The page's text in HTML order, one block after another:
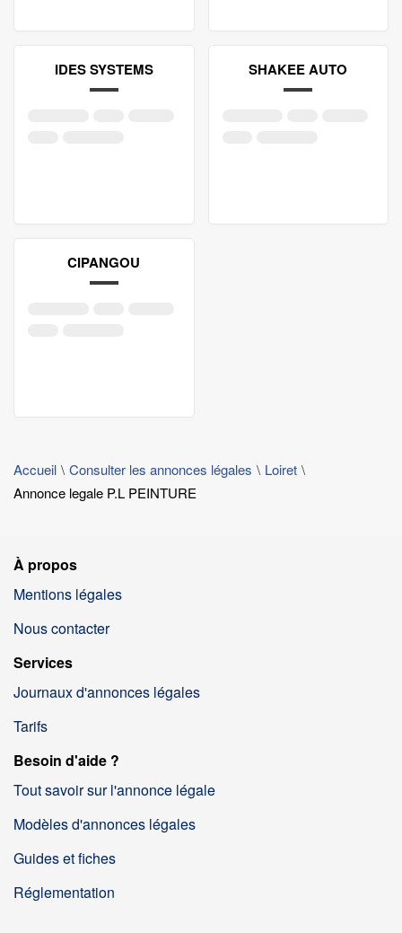
IDES SYSTEMS SHAKEE AUTO
CIPANGOU
Accueil Consulter les annonces légales
Loiret
Annonce legale P.L PEINTURE
À propos
Mentions légales
Nous contacter
Services
Journaux d'annonces légales
Tarifs
Besoin d'aide ?
Tout savoir sur l'annonce légale
Modèles d'annonces légales
Guides et fiches
Réglementation